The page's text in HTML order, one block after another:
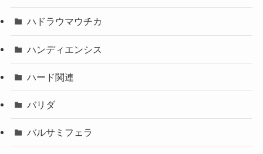
ハドラウマウチカ
ハンディエンシス
ハード関連
バリダ
バルサミフェラ